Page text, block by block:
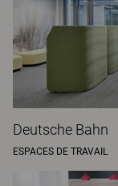
Deutsche Bahn
ESPACES DE TRAVAIL